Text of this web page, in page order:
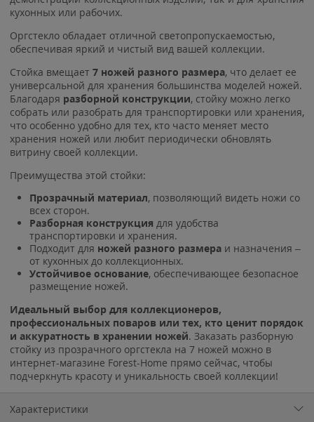
кухонных или рабочих.
Оргстекло обладает отличной светопропускаемостью,
обеспечивая яркий и чистый вид вашей коллекции.
Стойка вмещает 7 ножей разного размера, что делает ее
универсальной для хранения большинства моделей ножей.
Благодаря разборной конструкции, стойку можно легко
собрать или разобрать для транспортировки или хранения,
что особенно удобно для тех, кто часто меняет место
хранения ножей или любит периодически обновлять
витрину своей коллекции.
Преимущества этой стойки:
Прозрачный материал, позволяющий видеть ножи со
всех сторон.
Разборная конструкция для удобства
транспортировки и хранения.
Подходит для ножей разного размера и назначения –
от кухонных до коллекционных.
Устойчивое основание, обеспечивающее безопасное
размещение ножей.
Идеальный выбор для коллекционеров,
профессиональных поваров или тех, кто ценит порядок
и аккуратность в хранении ножей. Заказать разборную
стойку из прозрачного оргстекла на 7 ножей можно в
интернет-магазине Forest-Home прямо сейчас, чтобы
подчеркнуть красоту и уникальность своей коллекции!
Характеристики